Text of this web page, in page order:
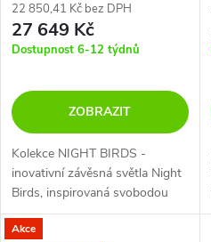
22 850,41 Kč bez DPH
27 649 Kč
Dostupnost 6-12 týdnů
ZOBRAZIT
Kolekce NIGHT BIRDS -
inovativní závěsná světla Night
Birds, inspirovaná svobodou
letu ptáků, dodávají každému
interiéru poetické kouzlo a
Akce